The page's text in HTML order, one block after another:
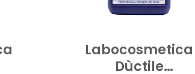
Labocosmetica
Dùctile